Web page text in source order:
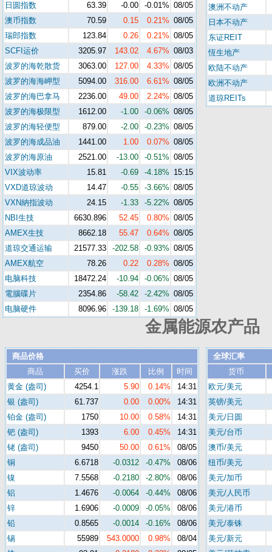
日圆指数
63.39 -0.00 -0.01% 08/05
澳币指数
70.59 0.15 0.21% 08/05
瑞郎指数
123.84 0.26 0.21% 08/05
SCFI运价
3205.97 143.02 4.67% 08/03
波罗的海乾散货
3063.00 127.00 4.33% 08/05
波罗的海海岬型
5094.00 316.00 6.61% 08/05
波罗的海巴拿马
2236.00 49.00 2.24% 08/05
波罗的海极限型
1612.00 -1.00 -0.06% 08/05
波罗的海轻便型
879.00 -2.00 -0.23% 08/05
波罗的海成品油
1441.00 1.00 0.07% 08/05
波罗的海原油
2521.00 -13.00 -0.51% 08/05
VIX波动率
15.81 -0.69 -4.18% 15:15
VXD道琼波动
14.47 -0.55 -3.66% 08/05
VXN納指波动
24.15 -1.33 -5.22% 08/05
NBI生技
6630.896 52.45 0.80% 08/05
AMEX生技
8662.18 55.47 0.64% 08/05
道琼交通运输
21577.33 -202.58 -0.93% 08/05
AMEX航空
78.26 0.22 0.28% 08/05
电脑科技
18472.24 -10.94 -0.06% 08/05
電腦碟片
2354.86 -58.42 -2.42% 08/05
电脑硬件
8096.96 -139.18 -1.69% 08/05
澳洲不动产
日本不动产
东证REIT
恆生地产
欧陆不动产
欧洲不动产
道琼REITs
金属能源农产
商品价格
商品
买价 涨跌 比例
时间
黄金 (盎司)
4254.1 5.90 0.14%
14:31
银 (盎司)
61.737 0.00 0.00%
14:31
铂金 (盎司)
1750 10.00 0.58%
14:31
钯 (盎司)
1393 6.00 0.45%
14:31
铑 (盎司)
9450 50.00 0.61%
08/05
铜
6.6718 -0.0312 -0.47%
08/06
镍
7.5568 -0.2180 -2.80%
08/06
铝
1.4676 -0.0064 -0.44%
08/06
锌
1.6906 -0.0009 -0.05%
08/06
铅
0.8565 -0.0014 -0.16%
08/06
锡
55989 543.0000 0.98%
08/04
全球汇率
货币
欧元/美元
英镑/美元
美元/日圆
美元/台币
澳币/美元
纽币/美元
美元/加币
美元/人民币
美元/港币
美元/泰铢
美元/新元